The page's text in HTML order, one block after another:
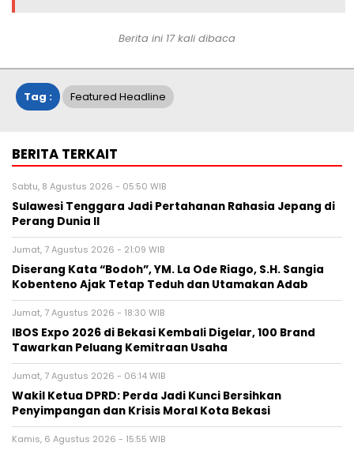
Berita ini 17 kali dibaca
Tag : Featured Headline
BERITA TERKAIT
Sabtu, 8 Agustus 2026 - 05:50 WIB
Sulawesi Tenggara Jadi Pertahanan Rahasia Jepang di
Perang Dunia II
Jumat, 7 Agustus 2026 - 21:09 WIB
Diserang Kata “Bodoh”, YM. La Ode Riago, S.H. Sangia
Kobenteno Ajak Tetap Teduh dan Utamakan Adab
Jumat, 7 Agustus 2026 - 18:30 WIB
IBOS Expo 2026 di Bekasi Kembali Digelar, 100 Brand
Tawarkan Peluang Kemitraan Usaha
Jumat, 7 Agustus 2026 - 06:14 WIB
Wakil Ketua DPRD: Perda Jadi Kunci Bersihkan
Penyimpangan dan Krisis Moral Kota Bekasi
Kamis, 6 Agustus 2026 - 15:55 WIB